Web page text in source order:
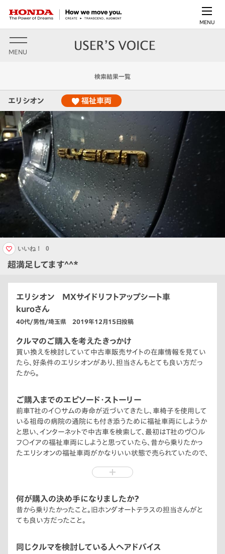
MENU
MENU
検索結果一覧
エリシオン 福祉車両
超満足してます^^*
いいね！ 0
エリシオン MXサイドリフトアップシート車
kuroさん
40代/男性/埼玉県 2019年12月15日投稿
クルマのご購入を考えたきっかけ
買い換えを検討していて中古車販売サイトの在庫情報を見てい
たら、好条件のエリシオンがあり、担当さんもとても良い方だっ
たから。
ご購入までのエピソード・ストーリー
前車T社のイ〇サムの寿命が近づいてきたし、車椅子を使用して
いる祖母の病院の通院にも付き添うために福祉車両にしようか
と思い、インターネットで中古車を検索して、最初はT社のヴ〇ル
フ〇イアの福祉車両にしようと思っていたら、昔から乗りたかっ
たエリシオンの福祉車両がかなりいい状態で売られていたので、
購入から3年目ですが、乗り心地から走りまで飽きることなく満
何が購入の決め手になりましたか？
昔から乗りたかったこと。旧ホンダオートテラスの担当さんがと
ても良い方だったこと。
同じクルマを検討している人へアドバイス